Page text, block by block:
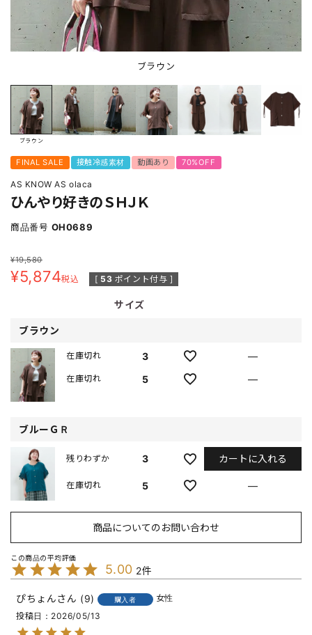
ブラウン
ブラウン
FINAL SALE 接触冷感素材 動画あり 70%OFF
AS KNOW AS olaca
ひんやり好きのＳＨＪＫ
商品番号 OH0689
¥19,580
¥5,874税込 [ 53 ポイント付与 ]
サイズ
ブラウン
3
在庫切れ
—
5
在庫切れ —
ブルーＧＲ
3
残りわずか カートに入れる
5
在庫切れ —
商品についてのお問い合わせ
5.00 2
ぴちょん 9 購入者
女性
投稿日
2026/05/13